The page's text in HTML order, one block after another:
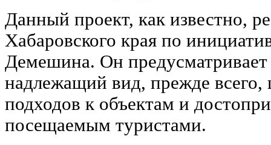
Данный проект, как известно,
Хабаровского края по
Демешина. Он предусматривает
надлежащий вид, прежде всего,
подходов к объектам и
посещаемым туристами.